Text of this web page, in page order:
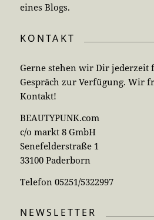
eines Blogs.
KONTAKT
Gerne stehen wir Dir jederzeit
Gespräch zur Verfügung. Wir
Kontakt!
BEAUTYPUNK.com
c/o markt 8 GmbH
Senefelderstraße 1
33100 Paderborn
Telefon 05251/5322997
NEWSLETTER